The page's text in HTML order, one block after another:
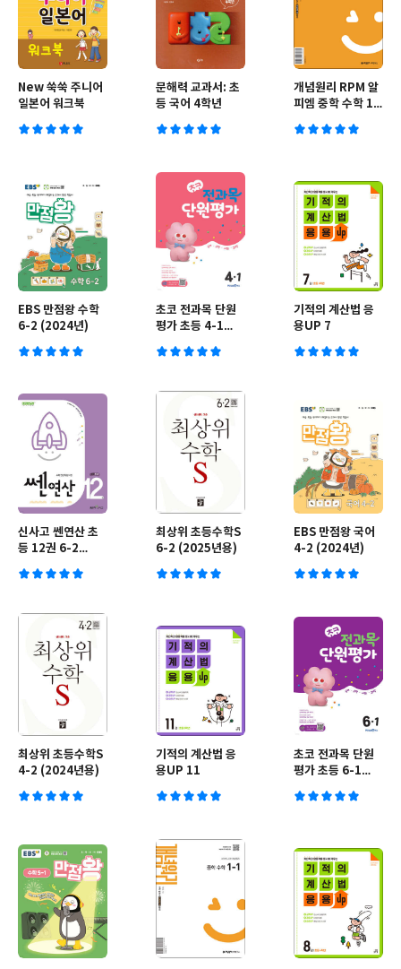
New 쑥쑥 주니어
일본어 워크북
문해력 교과서: 초
등 국어 4학년
개념원리 RPM 알
피엠 중학 수학 1-
EBS 만점왕 수학
6-2 (2024년)
초코 전과목 단원
평가 초등 4-1
기적의 계산법 응
용UP 7
신사고 쎈연산 초
등 12권 6-2
최상위 초등수학S
6-2 (2025년용)
EBS 만점왕 국어
4-2 (2024년)
최상위 초등수학S
4-2 (2024년용)
기적의 계산법 응
용UP 11
초코 전과목 단원
평가 초등 6-1